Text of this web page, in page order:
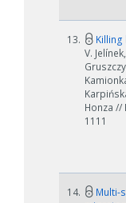
13.
V.
Honza //
1111
14.
Multi-